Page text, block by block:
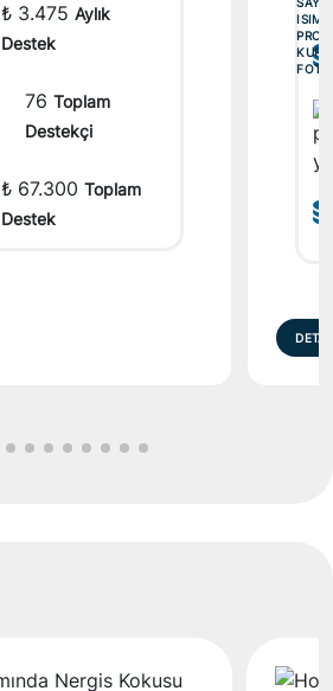
₺ 3.475 Aylık
Destek
76 Toplam
Destekçi
₺ 67.300 Toplam
Destek